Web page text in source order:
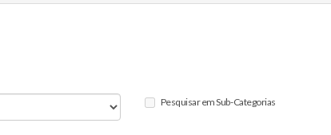
Pesquisar em Sub-Categorias